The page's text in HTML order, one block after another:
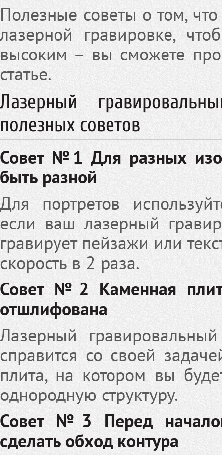
Полезные советы о том,
лазерной гравировке,
высоким – вы сможете
статье.
Лазерный
полезных советов
Совет №1 Для разных
быть разной
Для портретов
если ваш лазерный
гравирует пейзажи или
скорость в 2 раза.
Совет №2 Каменная
отшлифована
Лазерный
справится со своей
плита, на котором вы
однородную структуру.
Совет №3 Перед
сделать обход контура